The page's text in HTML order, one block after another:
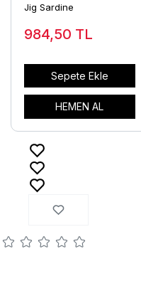
Jig Sardine
984,50 TL
Sepete Ekle
HEMEN AL